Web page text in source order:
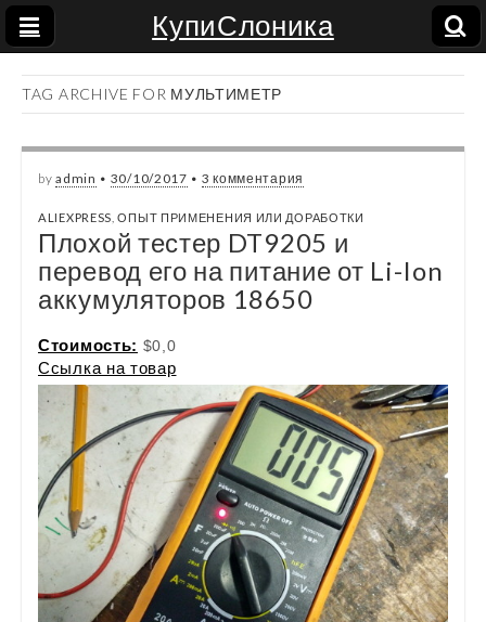
КупиСлоника
TAG ARCHIVE FOR МУЛЬТИМЕТР
byadmin • 30/10/2017 • 3 комментария
ALIEXPRESS ,ОПЫТ ПРИМЕНЕНИЯ ИЛИ ДОРАБОТКИ
Плохой тестер DT9205 и
перевод его на питание от Li-Ion
аккумуляторов 18650
Стоимость: $0,0
Ссылка на товар